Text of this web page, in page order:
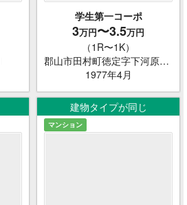
学生第一コーポ
3万円〜3.5万円
（1R〜1K）
郡山市田村町徳定字下河原78-5
1977年4月
建物タイプが同じ
マンション